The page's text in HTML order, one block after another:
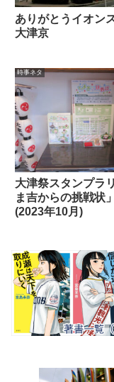
ありがとうイオン
大津京
時事ネタ
大津祭スタンプラ
ま吉からの挑戦状
(2023年10月)